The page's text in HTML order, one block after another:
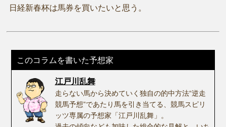
日経新春杯は馬券を買いたいと思う。
このコラムを書いた予想家
江戸川乱舞
走らない馬から決めていく独自の的中方法“逆走
競馬予想”であたり馬を引き当てる、競馬スピリ
ッツ専属の予想家「江戸川乱舞」。